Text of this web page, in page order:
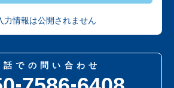
力情報は公開されません
話での問い合わせ